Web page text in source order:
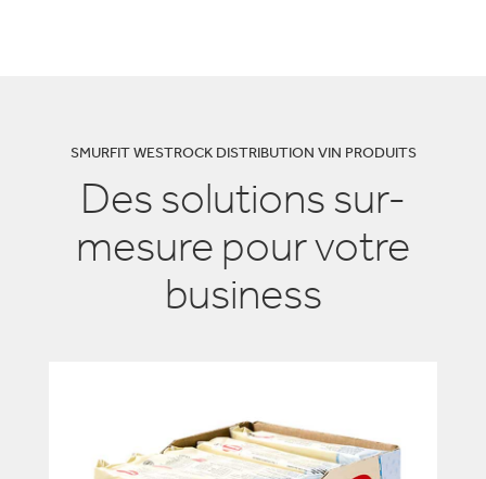
SMURFIT WESTROCK DISTRIBUTION VIN PRODUITS
Des solutions sur-
mesure pour votre
business